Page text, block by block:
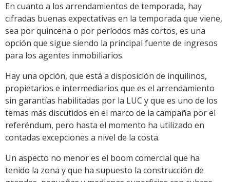
En cuanto a los arrendamientos de temporada, hay
cifradas buenas expectativas en la temporada que viene,
sea por quincena o por períodos más cortos, es una
opción que sigue siendo la principal fuente de ingresos
para los agentes inmobiliarios.
Hay una opción, que está a disposición de inquilinos,
propietarios e intermediarios que es el arrendamiento
sin garantías habilitadas por la LUC y que es uno de los
temas más discutidos en el marco de la campaña por el
referéndum, pero hasta el momento ha utilizado en
contadas excepciones a nivel de la costa.
Un aspecto no menor es el boom comercial que ha
tenido la zona y que ha supuesto la construcción de